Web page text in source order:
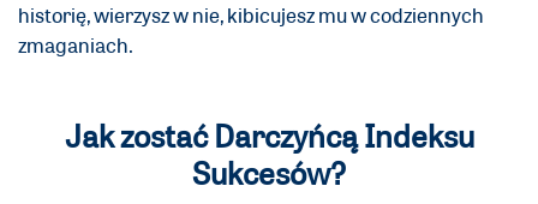
historię, wierzysz w nie, kibicujesz mu w codziennych
zmaganiach.
Jak zostać Darczyńcą Indeksu
Sukcesów?